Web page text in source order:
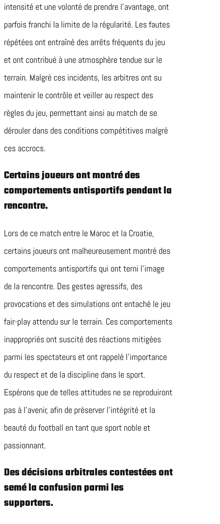
intensité et une volonté de prendre l’avantage, ont
parfois franchi la limite de la régularité. Les fautes
répétées ont entraîné des arrêts fréquents du jeu
et ont contribué à une atmosphère tendue sur le
terrain. Malgré ces incidents, les arbitres ont su
maintenir le contrôle et veiller au respect des
règles du jeu, permettant ainsi au match de se
dérouler dans des conditions compétitives malgré
ces accrocs.
Certains joueurs ont montré des
comportements antisportifs pendant la
rencontre.
Lors de ce match entre le Maroc et la Croatie,
certains joueurs ont malheureusement montré des
comportements antisportifs qui ont terni l’image
de la rencontre. Des gestes agressifs, des
provocations et des simulations ont entaché le jeu
fair-play attendu sur le terrain. Ces comportements
inappropriés ont suscité des réactions mitigées
parmi les spectateurs et ont rappelé l’importance
du respect et de la discipline dans le sport.
Espérons que de telles attitudes ne se reproduiront
pas à l’avenir, afin de préserver l’intégrité et la
beauté du football en tant que sport noble et
passionnant.
Des décisions arbitrales contestées ont
semé la confusion parmi les
supporters.